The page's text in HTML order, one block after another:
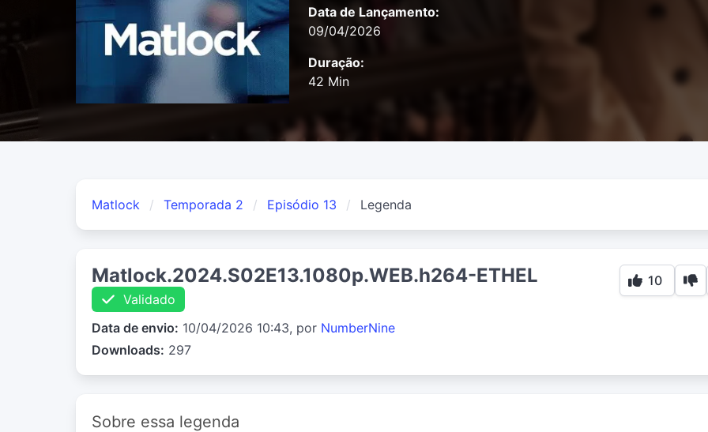
Data de Lançamento:
09/04/2026
Duração:
42 Min
Matlock Temporada 2 Episódio 13 Legenda
Matlock.2024.S02E13.1080p.WEB.h264-ETHEL
Validado
Data de envio: 10/04/2026 10:43, por NumberNine
Downloads: 297
10
Sobre essa legenda